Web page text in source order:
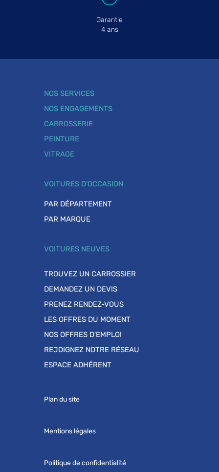
Garantie
4 ans
NOS SERVICES
NOS ENGAGEMENTS
CARROSSERIE
PEINTURE
VITRAGE
VOITURES D'OCCASION
PAR DÉPARTEMENT
PAR MARQUE
VOITURES NEUVES
TROUVEZ UN CARROSSIER
DEMANDEZ UN DEVIS
PRENEZ RENDEZ-VOUS
LES OFFRES DU MOMENT
NOS OFFRES D'EMPLOI
REJOIGNEZ NOTRE RÉSEAU
ESPACE ADHÉRENT
Plan du site
Mentions légales
Politique de confidentialité